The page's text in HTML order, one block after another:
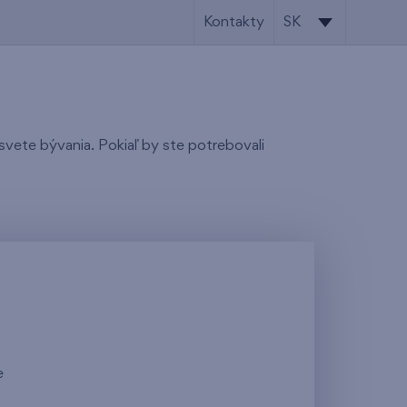
Kontakty SK
bývania. Pokiaľ by ste potrebovali